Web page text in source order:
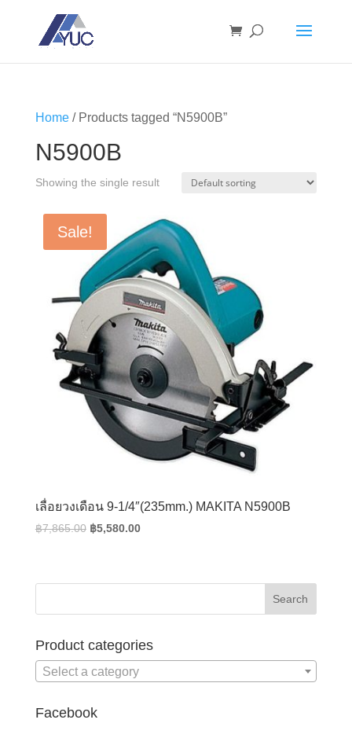
Home/ Products tagged “N5900B”
N5900B
Showing the single result
Sale!
เลื่อยวงเดือน 9-1/4″(235mm.) MAKITA N5900B
฿7,865.00 Original
฿7,865.00.
฿5,580.00Current
฿5,580.00.
Product categories
Select a category
Facebook